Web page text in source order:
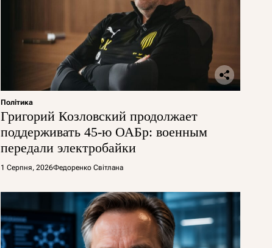
Політика
Григорий Козловский продолжает
поддерживать 45-ю ОАБр: военным
передали электробайки
1 Серпня, 2026Федоренко Світлана